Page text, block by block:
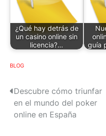
¿Qué hay detrás de
un casino online sin
licencia?…
guía
BLOG
P
o
Descubre cómo triunfar
en el mundo del poker
online en España